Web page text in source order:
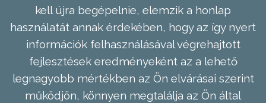
kell újra begépelnie, elemzik a honlap
használatát annak érdekében, hogy az így nyert
információk felhasználásával végrehajtott
fejlesztések eredményeként az a lehető
legnagyobb mértékben az Ön elvárásai szerint
működjön, könnyen megtalálja az Ön által